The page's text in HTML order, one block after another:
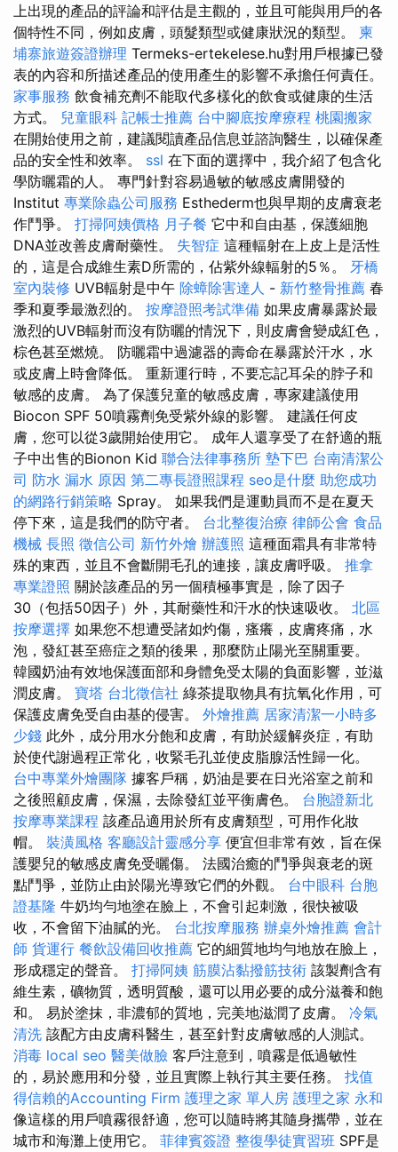
上出現的產品的評論和評估是主觀的，並且可能與用戶的各
個特性不同，例如皮膚，頭髮類型或健康狀況的類型。 柬
埔寨旅遊簽證辦理 Termeks-ertekelese.hu對用戶根據已發
表的內容和所描述產品的使用產生的影響不承擔任何責任。
家事服務 飲食補充劑不能取代多樣化的飲食或健康的生活
方式。 兒童眼科 記帳士推薦 台中腳底按摩療程 桃園搬家
在開始使用之前，建議閱讀產品信息並諮詢醫生，以確保產
品的安全性和效率。 ssl 在下面的選擇中，我介紹了包含化
學防曬霜的人。 專門針對容易過敏的敏感皮膚開發的
Institut 專業除蟲公司服務 Esthederm也與早期的皮膚衰老
作鬥爭。 打掃阿姨價格 月子餐 它中和自由基，保護細胞
DNA並改善皮膚耐藥性。 失智症 這種輻射在上皮上是活性
的，這是合成維生素D所需的，佔紫外線輻射的5％。 牙橋
室內裝修 UVB輻射是中午 除蟑除害達人 - 新竹整骨推薦 春
季和夏季最激烈的。 按摩證照考試準備 如果皮膚暴露於最
激烈的UVB輻射而沒有防曬的情況下，則皮膚會變成紅色，
棕色甚至燃燒。 防曬霜中過濾器的壽命在暴露於汗水，水
或皮膚上時會降低。 重新運行時，不要忘記耳朵的脖子和
敏感的皮膚。 為了保護兒童的敏感皮膚，專家建議使用
Biocon SPF 50噴霧劑免受紫外線的影響。 建議任何皮
膚，您可以從3歲開始使用它。 成年人還享受了在舒適的瓶
子中出售的Bionon Kid 聯合法律事務所 墊下巴 台南清潔公
司 防水 漏水 原因 第二專長證照課程 seo是什麼 助您成功
的網路行銷策略 Spray。 如果我們是運動員而不是在夏天
停下來，這是我們的防守者。 台北整復治療 律師公會 食品
機械 長照 徵信公司 新竹外燴 辦護照 這種面霜具有非常特
殊的東西，並且不會斷開毛孔的連接，讓皮膚呼吸。 推拿
專業證照 關於該產品的另一個積極事實是，除了因子
30（包括50因子）外，其耐藥性和汗水的快速吸收。 北區
按摩選擇 如果您不想遭受諸如灼傷，瘙癢，皮膚疼痛，水
泡，發紅甚至癌症之類的後果，那麼防止陽光至關重要。
韓國奶油有效地保護面部和身體免受太陽的負面影響，並滋
潤皮膚。 寶塔 台北徵信社 綠茶提取物具有抗氧化作用，可
保護皮膚免受自由基的侵害。 外燴推薦 居家清潔一小時多
少錢 此外，成分用水分飽和皮膚，有助於緩解炎症，有助
於使代謝過程正常化，收緊毛孔並使皮脂腺活性歸一化。
台中專業外燴團隊 據客戶稱，奶油是要在日光浴室之前和
之後照顧皮膚，保濕，去除發紅並平衡膚色。 台胞證新北
按摩專業課程 該產品適用於所有皮膚類型，可用作化妝
帽。 裝潢風格 客廳設計靈感分享 便宜但非常有效，旨在保
護嬰兒的敏感皮膚免受曬傷。 法國治癒的鬥爭與衰老的斑
點鬥爭，並防止由於陽光導致它們的外觀。 台中眼科 台胞
證基隆 牛奶均勻地塗在臉上，不會引起刺激，很快被吸
收，不會留下油膩的光。 台北按摩服務 辦桌外燴推薦 會計
師 貨運行 餐飲設備回收推薦 它的細質地均勻地放在臉上，
形成穩定的聲音。 打掃阿姨 筋膜沾黏撥筋技術 該製劑含有
維生素，礦物質，透明質酸，還可以用必要的成分滋養和飽
和。 易於塗抹，非濃郁的質地，完美地滋潤了皮膚。 冷氣
清洗 該配方由皮膚科醫生，甚至針對皮膚敏感的人測試。
消毒 local seo 醫美做臉 客戶注意到，噴霧是低過敏性
的，易於應用和分發，並且實際上執行其主要任務。 找值
得信賴的Accounting Firm 護理之家 單人房 護理之家 永和
像這樣的用戶噴霧很舒適，您可以隨時將其隨身攜帶，並在
城市和海灘上使用它。 菲律賓簽證 整復學徒實習班 SPF是